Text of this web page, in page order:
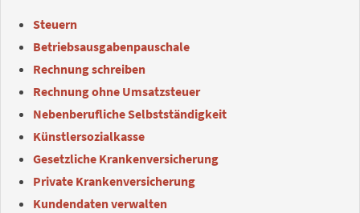
Steuern
Betriebsausgabenpauschale
Rechnung schreiben
Rechnung ohne Umsatzsteuer
Nebenberufliche Selbstständigkeit
Künstlersozialkasse
Gesetzliche Krankenversicherung
Private Krankenversicherung
Kundendaten verwalten